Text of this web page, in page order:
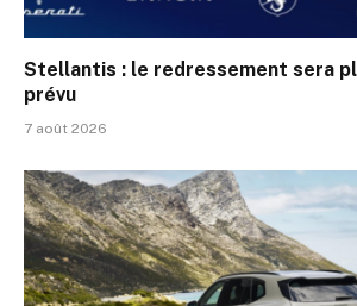
Stellantis : le redressement sera
prévu
7 août 2026